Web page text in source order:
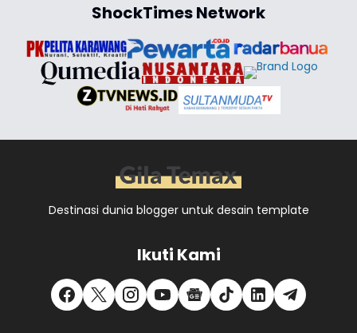
ShockTimes Network
Destinasi dunia blogger untuk desain template
Ikuti Kami